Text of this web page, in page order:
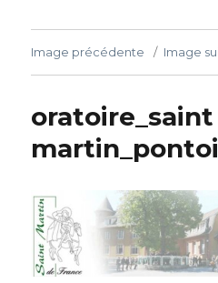
Image précédente Image
oratoire_saint